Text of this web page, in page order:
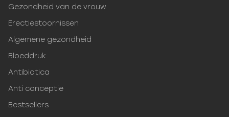
Gezondheid van de vrouw
Erectiestoornissen
Algemene gezondheid
Bloeddruk
Antibiotica
Anti conceptie
Bestsellers